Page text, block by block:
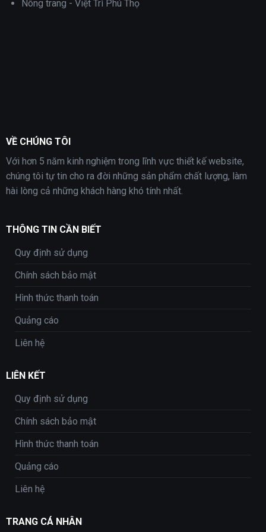
Nông trang - Việt Trì Phú Thọ
VỀ CHÚNG TÔI
Với hơn 5 năm kinh nghiệm trong lĩnh vực thiết kế website,
chúng tôi tự tin cho ra đời những sản phẩm chất lượng, làm
hài lòng cả những khách hàng khó tính nhất.
THÔNG TIN CẦN BIẾT
Quy định sử dụng
Chính sách bảo mật
Hình thức thanh toán
Quảng cáo
Liên hệ
LIÊN KẾT
Quy định sử dụng
Chính sách bảo mật
Hình thức thanh toán
Quảng cáo
Liên hệ
TRANG CÁ NHÂN